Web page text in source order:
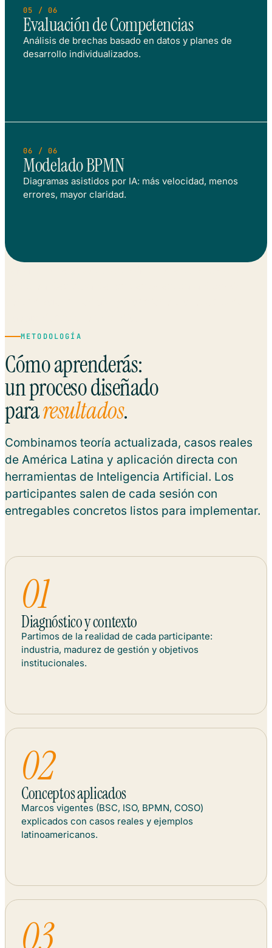
05 / 06
Evaluación de Competencias
Análisis de brechas basado en datos y planes de
desarrollo individualizados.
06 / 06
Modelado BPMN
Diagramas asistidos por IA: más velocidad, menos
errores, mayor claridad.
METODOLOGÍA
Cómo aprenderás:
un proceso diseñado
pararesultados.
Combinamos teoría actualizada, casos reales
de América Latina y aplicación directa con
herramientas de Inteligencia Artificial. Los
participantes salen de cada sesión con
entregables concretos listos para implementar.
Diagnóstico y contexto
Partimos de la realidad de cada participante:
industria, madurez de gestión y objetivos
institucionales.
Conceptos aplicados
Marcos vigentes (BSC, ISO, BPMN, COSO)
explicados con casos reales y ejemplos
latinoamericanos.